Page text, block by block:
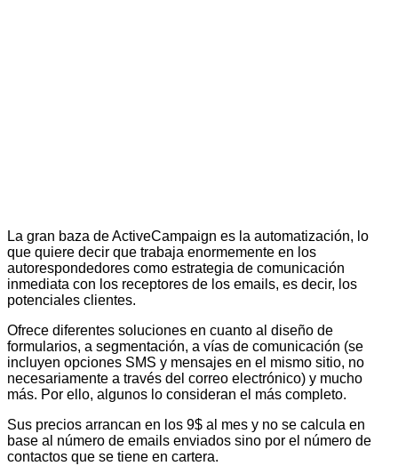
La gran baza de ActiveCampaign es la automatización, lo
que quiere decir que trabaja enormemente en los
autorespondedores como estrategia de comunicación
inmediata con los receptores de los emails, es decir, los
potenciales clientes.
Ofrece diferentes soluciones en cuanto al diseño de
formularios, a segmentación, a vías de comunicación (se
incluyen opciones SMS y mensajes en el mismo sitio, no
necesariamente a través del correo electrónico) y mucho
más. Por ello, algunos lo consideran el más completo.
Sus precios arrancan en los 9$ al mes y no se calcula en
base al número de emails enviados sino por el número de
contactos que se tiene en cartera.